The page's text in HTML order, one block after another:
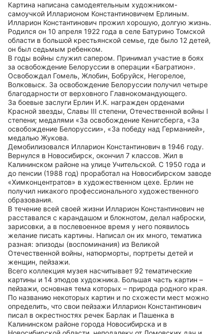
Картина написана самодеятельным художником-
самоучкой Илларионом Константиновичем Ерлиным.
Илларион Константинович прожил хорошую, долгую жизнь.
Родился он 10 апреля 1922 года в селе Батурино Томской
области в большой крестьянской семье, где было 12 детей,
он был седьмым ребенком.
В годы войны служил сапером. Принимал участие в боях
за освобождение Белоруссии в операции «Багратион».
Освобождал Гомель, Жлобин, Бобруйск, Негорелое,
Волковыск. За освобождение Белоруссии получил четыре
благодарности от верховного Главнокомандующего.
За боевые заслуги Ерлин И.К. награжден орденами
Красной звезды, Славы III степени, Отечественной войны I
степени; медалями «За освобождение Кенигсберга, «За
освобождение Белоруссии», «За победу над Германией»,
медалью Жукова.
Демобилизовался Илларион Константинович в 1946 году.
Вернулся в Новосибирск, окончил 7 классов. Жил в
Калининском районе на улице Учительской. С 1950 года и
до пенсии (1988 год) проработал на Новосибирском заводе
«Химконцентратов» в художественном цехе. Ерлин не
получил никакого профессионального художественного
образования.
В течение всей своей жизни Илларион Константинович не
расставался с карандашом и блокнотом, делал наброски,
зарисовки, а в послевоенное время у него появилось
желание писать картины. Написал он их много, тематика
разная: эпизоды (воспоминания) из Великой
Отечественной войны, натюрморты, портреты детей и
женщин, пейзажи.
Всего коллекция музея насчитывает 92 тематические
картины и 14 этюдов художника. Большая часть картин –
пейзажи, основная тема которых – природа родного края.
По названию некоторых картин и по схожести мест можно
определить, что свои пейзажи Илларион Константинович
писал в окрестностях речек Барлак и Пашенка в
Калининском районе города Новосибирска и в